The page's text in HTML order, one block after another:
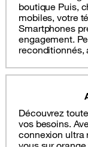
boutique Puis,
mobiles, votre
Smartphones
engagement.
reconditionnés,
Découvrez
vos besoins.
connexion ultra